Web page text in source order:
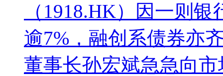
（1918.HK）因一则
逾7%，融创系债券亦
董事长孙宏斌急急向